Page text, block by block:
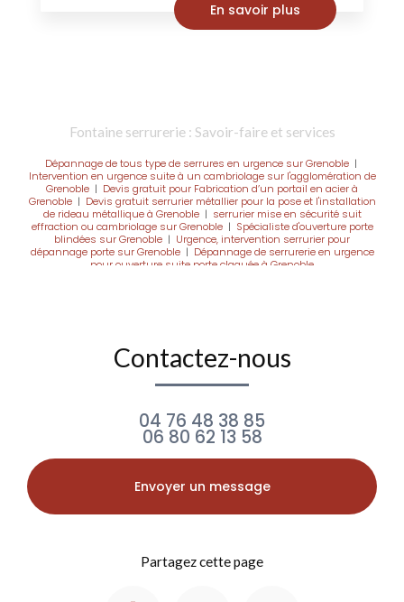
En savoir plus
Fontaine serrurerie : Savoir-faire et services
Dépannage de tous type de serrures en urgence sur Grenoble|
Intervention en urgence suite à un cambriolage sur l'agglomération de
Grenoble | Devis gratuit pour Fabrication d’un portail en acier à
Grenoble| Devis gratuit serrurier métallier pour la pose et l'installation
de rideau métallique à Grenoble| serrurier mise en sécurité suit
effraction ou cambriolage sur Grenoble| Spécialiste d'ouverture porte
blindées sur Grenoble | Urgence, intervention serrurier pour
dépannage porte sur Grenoble| Dépannage de serrurerie en urgence
pour ouverture suite porte claquée à Grenoble
Contactez-nous
04 76 48 38 85
06 80 62 13 58
Envoyer un message
Partagez cette page